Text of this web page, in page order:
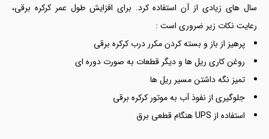
سال های زیادی از آن استفاده کرد. برای افزایش طول عمر کرکره برقی،
رعایت نکات زیر ضروری است :
پرهیز از باز و بسته کردن مکرر درب کرکره برقی
روغن کاری ریل ها و دیگر قطعات به صورت دوره ای
تمیز نگه داشتن مسیر ریل ها
جلوگیری از نفوذ آب به موتور کرکره برقی
استفاده از UPS هنگام قطعی برق